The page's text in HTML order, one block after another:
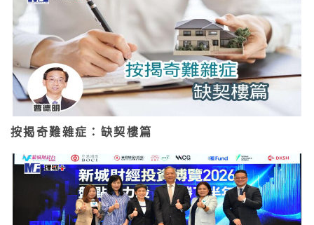
按揭奇難雜症：缺契樓篇